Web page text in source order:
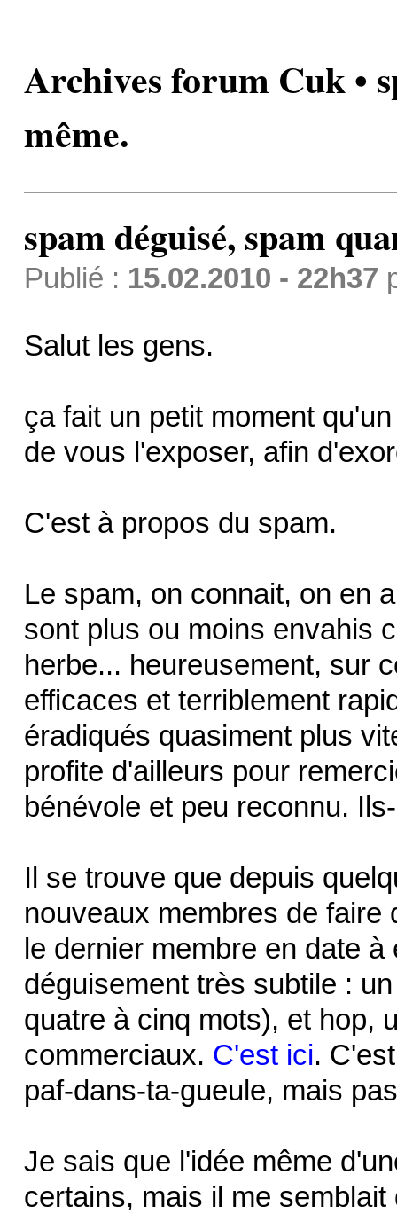
Archives forum Cuk •
même.
spam déguisé, spam
Publié : 15.02.2010 - 22h37
Salut les gens.
ça fait un petit moment
de vous l'exposer, afin
C'est à propos du spam.
Le spam, on connait, on en
sont plus ou moins envahis
herbe... heureusement, sur
efficaces et terriblement
éradiqués quasiment plus
profite d'ailleurs pour
bénévole et peu reconnu.
Il se trouve que depuis
nouveaux membres de faire
le dernier membre en date
déguisement très subtile :
quatre à cinq mots), et hop,
commerciaux. C'est ici.
paf-dans-ta-gueule, mais
Je sais que l'idée même
certains, mais il me